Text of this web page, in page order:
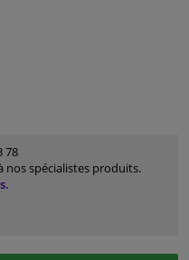
78
nos spécialistes produits.